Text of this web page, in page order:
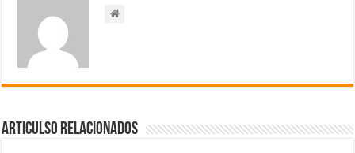
Articulso Relacionados